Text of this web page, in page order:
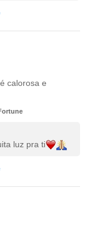
calorosa e
luz pra ti